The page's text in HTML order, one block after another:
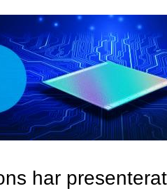
har presenterat